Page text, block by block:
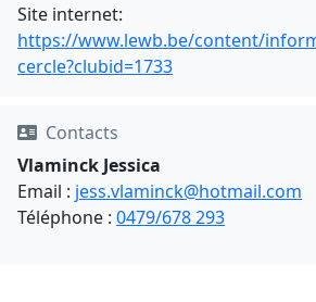
Site internet:
https://www.lewb.be/content/
cercle?clubid=1733
Contacts
Vlaminck Jessica
Email : jess.vlaminck@hotmail.com
Téléphone : 0479/678 293